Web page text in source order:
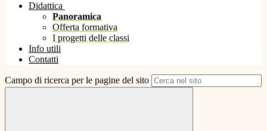
Didattica
Panoramica
Offerta formativa
I progetti delle classi
Info utili
Contatti
Campo di ricerca per le pagine del sito